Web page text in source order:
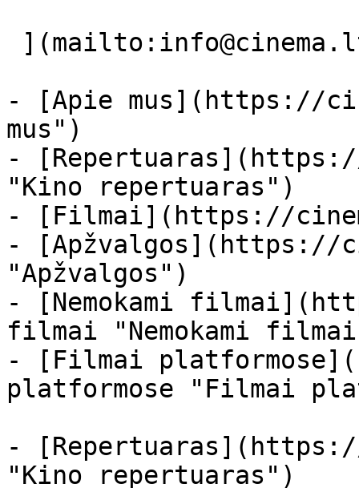
- [Apie mus](https://
mus")
-
"Kino repertuaras")
- [Filmai](https://
- [Apžvalgos](https://
"Apžvalgos")
- [Nemokami
filmai "Nemokami
- [Filmai
platformose "Filmai
-
"Kino repertuaras")